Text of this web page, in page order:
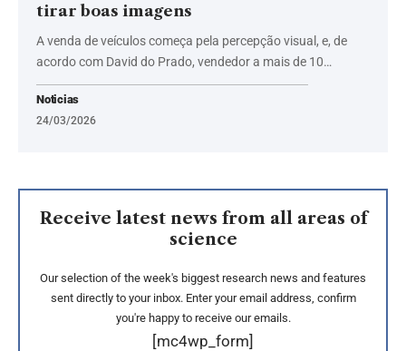
tirar boas imagens
A venda de veículos começa pela percepção visual, e, de
acordo com David do Prado, vendedor a mais de 10…
Noticias
24/03/2026
Receive latest news from all areas of
science
Our selection of the week's biggest research news and features
sent directly to your inbox. Enter your email address, confirm
you're happy to receive our emails.
[mc4wp_form]